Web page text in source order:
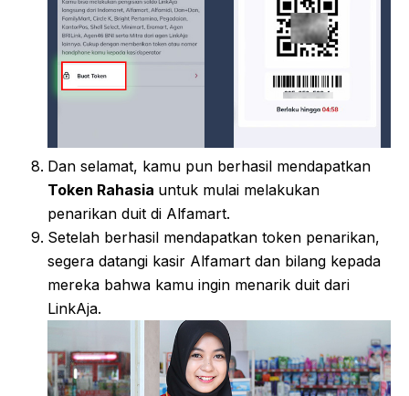
Dan selamat, kamu pun berhasil mendapatkan
Token Rahasia untuk mulai melakukan
penarikan duit di Alfamart.
Setelah berhasil mendapatkan token penarikan,
segera datangi kasir Alfamart dan bilang kepada
mereka bahwa kamu ingin menarik duit dari
LinkAja.